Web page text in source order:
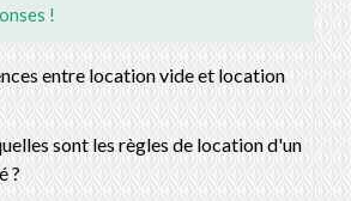
!
entre location vide et location
sont les règles de location d'un
?